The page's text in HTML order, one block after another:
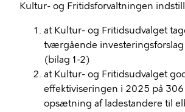
Kultur- og Fritidsforvaltningen
at Kultur- og Fritidsudvalget
tværgående
(bilag 1-2)
at Kultur- og Fritidsudvalget
effektiviseringen i 2025 på 306
opsætning af ladestandere til